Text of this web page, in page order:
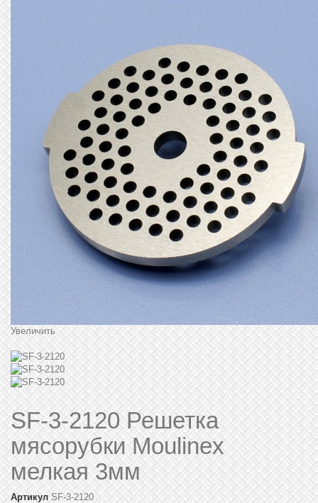
Увеличить
SF-3-2120 Решетка
мясорубки Moulinex
мелкая 3мм
Артикул SF-3-2120